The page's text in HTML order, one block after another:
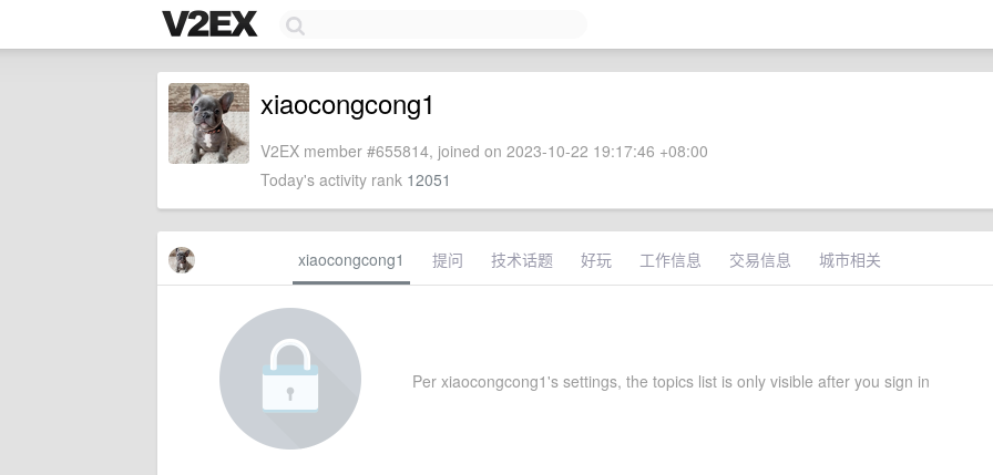
xiaocongcong1
V2EX member #655814, joined on 2023-10-22 19:17:46 +08:00
Today's activity rank 12051
xiaocongcong1 提问 技术话题 好玩 工作信息 交易信息 城市相关
Per xiaocongcong1's settings, the topics list is only visible after you sign in